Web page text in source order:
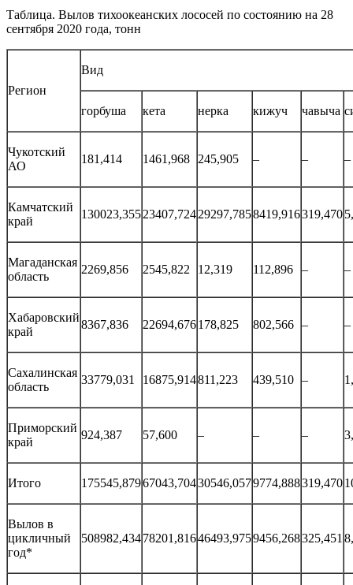
Таблица. Вылов тихоокеанских лососей по состоянию на 28
сентября 2020 года, тонн
Регион
Вид
горбуша кета нерка кижуч чавыча
Чукотский
АО
181,414 1461,968 245,905 – – –
Камчатский
край
130023,35523407,72429297,7858419,916319,470
Магаданская
область
2269,856 2545,822 12,319 112,896 – –
Хабаровский
край
8367,836 22694,676178,825 802,566 – –
Сахалинская
область
33779,031 16875,914811,223 439,510 –
Приморский
край
924,387 57,600 – – –
Итого 175545,87967043,70430546,0579774,888319,470
Вылов в
цикличный
год*
508982,43478201,81646493,9759456,268325,451